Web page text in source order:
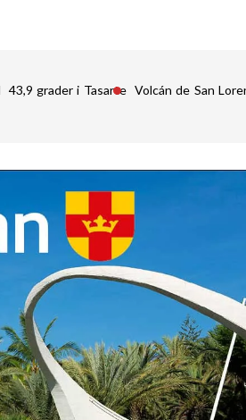
43,9 grader i Tasarte Volcán de San